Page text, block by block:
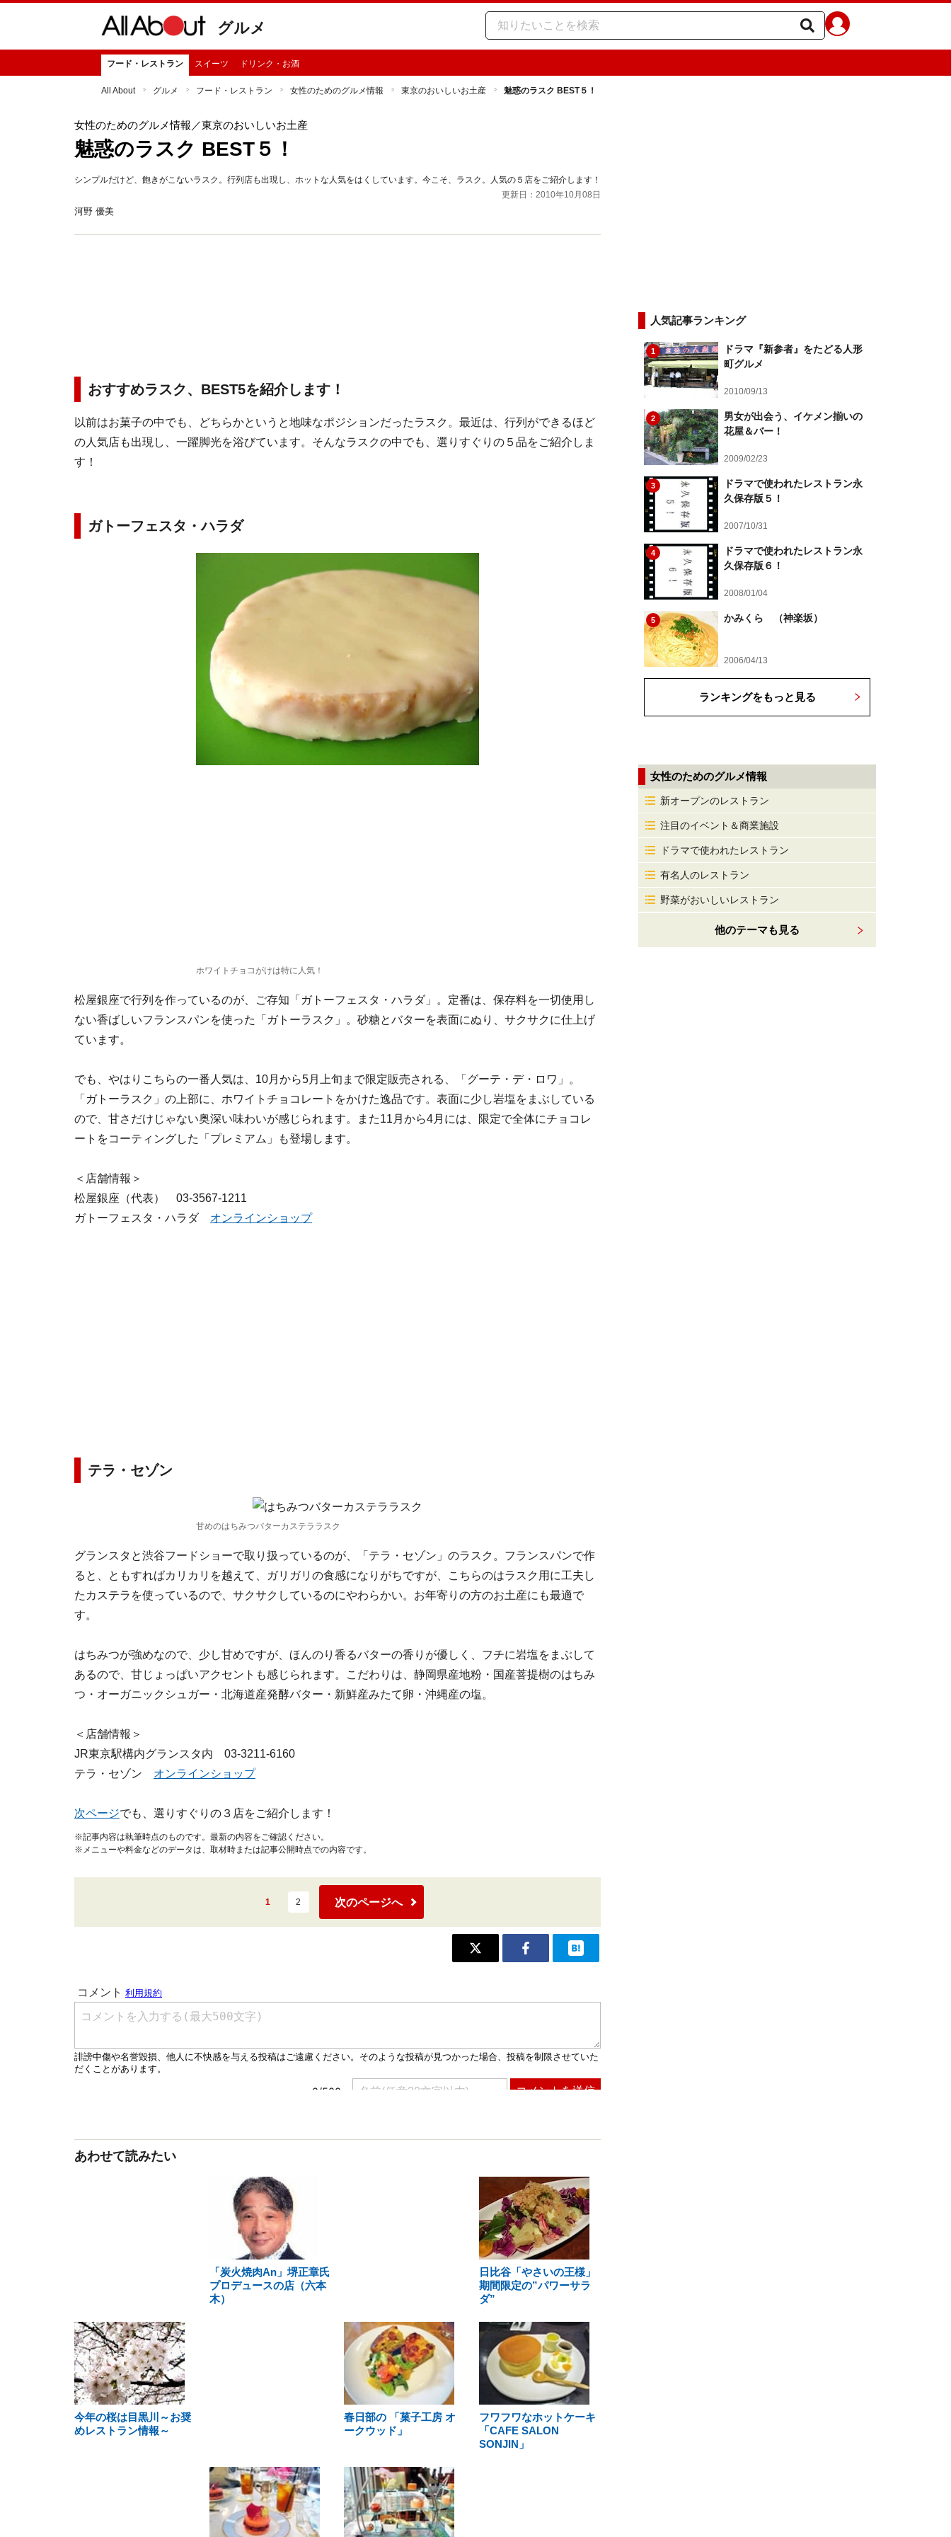
グルメ
フード・レストラン スイーツ ドリンク・お酒
All About グルメ フード・レストラン 女性のためのグルメ情報 東京のおいしいお土産 魅惑のラスク BEST５！
女性のためのグルメ情報 ／東京のおいしいお土産
魅惑のラスク BEST５！
シンプルだけど、飽きがこないラスク。行列店も出現し、ホットな人気をはくしています。今こそ、ラスク。人気の５店をご紹介します！
更新日：2010年10月08日
河野 優美
おすすめラスク、BEST5を紹介します！
以前はお菓子の中でも、どちらかというと地味なポジションだったラスク。最近は、行列ができるほど
の人気店も出現し、一躍脚光を浴びています。そんなラスクの中でも、選りすぐりの５品をご紹介しま
す！
ガトーフェスタ・ハラダ
ホワイトチョコがけは特に人気！
松屋銀座で行列を作っているのが、ご存知「ガトーフェスタ・ハラダ」。定番は、保存料を一切使用し
ない香ばしいフランスパンを使った「ガトーラスク」。砂糖とバターを表面にぬり、サクサクに仕上げ
ています。
でも、やはりこちらの一番人気は、10月から5月上旬まで限定販売される、「グーテ・デ・ロワ」。
「ガトーラスク」の上部に、ホワイトチョコレートをかけた逸品です。表面に少し岩塩をまぶしている
ので、甘さだけじゃない奥深い味わいが感じられます。また11月から4月には、限定で全体にチョコレ
ートをコーティングした「プレミアム」も登場します。
＜店舗情報＞
松屋銀座（代表） 03-3567-1211
ガトーフェスタ・ハラダ オンラインショップ
テラ・セゾン
甘めのはちみつバターカステララスク
グランスタと渋谷フードショーで取り扱っているのが、「テラ・セゾン」のラスク。フランスパンで作
ると、ともすればカリカリを越えて、ガリガリの食感になりがちですが、こちらのはラスク用に工夫し
たカステラを使っているので、サクサクしているのにやわらかい。お年寄りの方のお土産にも最適で
す。
はちみつが強めなので、少し甘めですが、ほんのり香るバターの香りが優しく、フチに岩塩をまぶして
あるので、甘じょっぱいアクセントも感じられます。こだわりは、静岡県産地粉・国産菩提樹のはちみ
つ・オーガニックシュガー・北海道産発酵バター・新鮮産みたて卵・沖縄産の塩。
＜店舗情報＞
JR東京駅構内グランスタ内 03-3211-6160
テラ・セゾン オンラインショップ
次ページでも、選りすぐりの３店をご紹介します！
※記事内容は執筆時点のものです。最新の内容をご確認ください。
※メニューや料金などのデータは、取材時または記事公開時点での内容です。
1 2 次のページへ
あわせて読みたい
「炭火焼肉An」堺正章氏
プロデュースの店（六本
木）
日比谷「やさいの王様」
期間限定の”パワーサラ
ダ”
今年の桜は目黒川～お奨
めレストラン情報～
春日部の 「菓子工房 オ
ークウッド」
フワフワなホットケーキ
「CAFE SALON
SONJIN」
人気記事ランキング
1
ドラマ『新参者』をたどる人形
町グルメ
2010/09/13
2
男女が出会う、イケメン揃いの
花屋＆バー！
2009/02/23
3
ドラマで使われたレストラン永
久保存版５！
2007/10/31
4
ドラマで使われたレストラン永
久保存版６！
2008/01/04
5 かみくら （神楽坂）
2006/04/13
ランキングをもっと見る
女性のためのグルメ情報
新オープンのレストラン
注目のイベント＆商業施設
ドラマで使われたレストラン
有名人のレストラン
野菜がおいしいレストラン
他のテーマも見る